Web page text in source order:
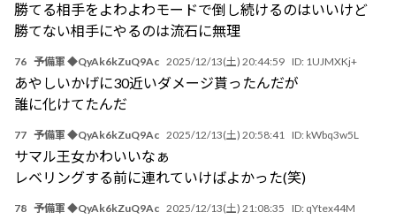
勝てる相手をよわよわモードで倒し続けるのはいいけど
勝てない相手にやるのは流石に無理
76 予備軍 ◆QyAk6kZuQ9Ac 2025/12/13(土) 20:44:59 ID: 1UJMXKj+
あやしいかげに30近いダメージ貰ったんだが
誰に化けてたんだ
77 予備軍 ◆QyAk6kZuQ9Ac 2025/12/13(土) 20:58:41 ID: kWbq3w5L
サマル王女かわいいなぁ
レベリングする前に連れていけばよかった(笑)
78 予備軍 ◆QyAk6kZuQ9Ac 2025/12/13(土) 21:08:35 ID: qYtex44M